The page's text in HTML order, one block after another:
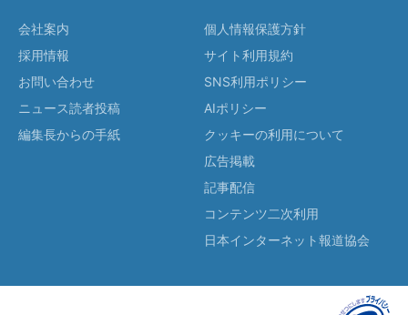
会社案内
採用情報
お問い合わせ
ニュース読者投稿
編集長からの手紙
個人情報保護方針
サイト利用規約
SNS利用ポリシー
AIポリシー
クッキーの利用について
広告掲載
記事配信
コンテンツ二次利用
日本インターネット報道協会